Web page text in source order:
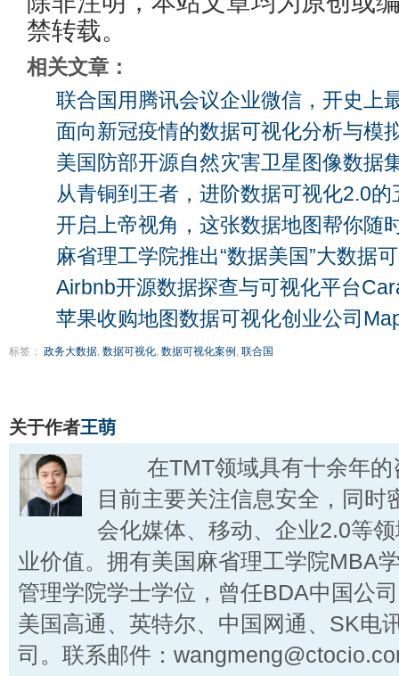
禁转载。
相关文章：
联合国用腾讯会议企业微信，开史上
面向新冠疫情的数据可视化分析与模
美国防部开源自然灾害卫星图像数据
从青铜到王者，进阶数据可视化2.0
开启上帝视角，这张数据地图帮你随
麻省理工学院推出“数据美国”大数据
Airbnb开源数据探查与可视化平台
苹果收购地图数据可视化创业公司
标签： 政务大数据, 数据可视化, 数据可视化案例 , 联合国
关于作者王萌
在TMT领域具有十余年的
目前主要关注信息安全，同时
会化媒体、移动、企业2.0等
业价值。拥有美国麻省理工学院MBA
管理学院学士学位，曾任BDA中国公
美国高通、英特尔、中国网通、SK电
司。联系邮件：